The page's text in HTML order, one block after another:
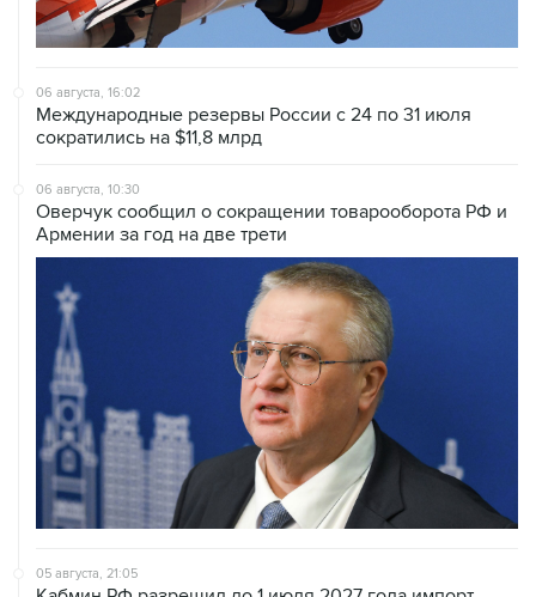
06 августа, 16:02
Международные резервы России с 24 по 31 июля
сократились на $11,8 млрд
06 августа, 10:30
Оверчук сообщил о сокращении товарооборота РФ и
Армении за год на две трети
05 августа, 21:05